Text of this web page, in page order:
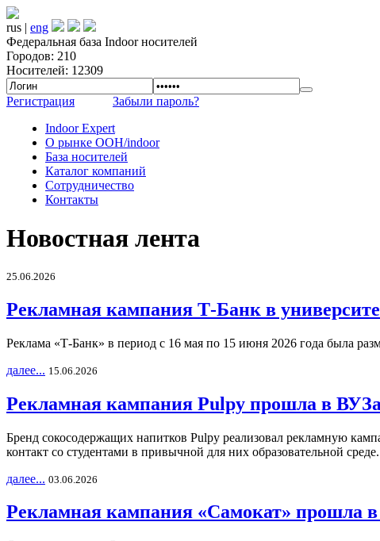
rus | eng
Федеральная база Indoor носителей
Городов: 210
Носителей: 12309
Регистрация
Забыли пароль?
Indoor Expert
О рынке OOH/indoor
База носителей
Каталог компаний
Сотрудничество
Контакты
Новостная лента
25.06.2026
Рекламная кампания Т-Банк в
Реклама «Т-Банк» в период с 16 мая по 15 июня 2026 года была
далее... 15.06.2026
Рекламная кампания Pulpy прошла в
Бренд сокосодержащих напитков Pulpy реализовал рекламную
контакт со студентами в привычной для них образовательной среде.
далее... 03.06.2026
Рекламная кампания «Самокат» прошла